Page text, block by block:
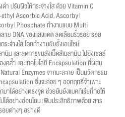
รับผิวให้กระจ่างใส ด้วย Vitamin C
ethyl Ascorbic Acid, Ascorbyl
Phosphate ทำงานเเบบ Multi
ย DNA ของแสงแดด ลดเลือนริ้วรอย รอย
ะจ่างใส โดยทำงานยับยั้งเอนไซม์
น และลดการขนส่งเม็ดสีเมลานิน ไปยังเซลล์
ล้ำ และเทคโนโลยี Encapsulation ที่ผสม
Enzymes จากมะละกอ เป็นนวัตกรรม
ซึ่งจะค่อย ๆ ออกฤทธิ์จำเพาะ
าได้อย่างตรงจุด ช่วยยับยังแบคทีเรียที่ก่อให้
ได้อย่างอ่อนโยน เพิ่มประสิทธิภาพด้วย สาร
อยต่างๆ อย่างดี